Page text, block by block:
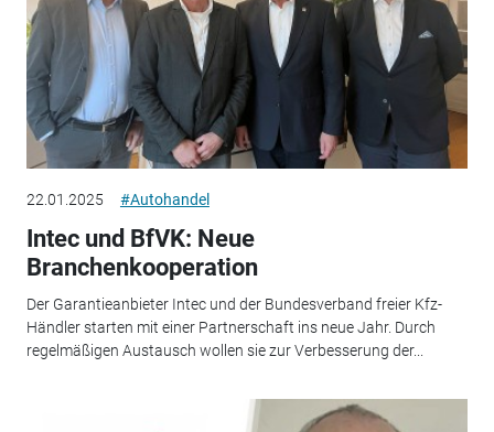
22.01.2025 #Autohandel
Intec und BfVK: Neue
Branchenkooperation
Der Garantieanbieter Intec und der Bundesverband freier Kfz-
Händler starten mit einer Partnerschaft ins neue Jahr. Durch
regelmäßigen Austausch wollen sie zur Verbesserung der...